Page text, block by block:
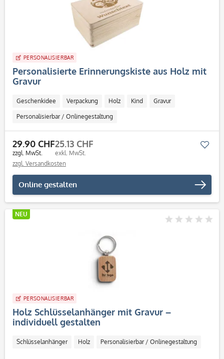
PERSONALISIERBAR
Personalisierte Erinnerungskiste aus Holz mit
Gravur
Geschenkidee Verpackung Holz Kind Gravur
Personalisierbar / Onlinegestaltung
29.90 CHF
zzgl. MwSt.
25.13 CHF
exkl. MwSt.
zzgl. Versandkosten
Online gestalten
NEU
PERSONALISIERBAR
Holz Schlüsselanhänger mit Gravur –
individuell gestalten
Schlüsselanhänger Holz Personalisierbar / Onlinegestaltung